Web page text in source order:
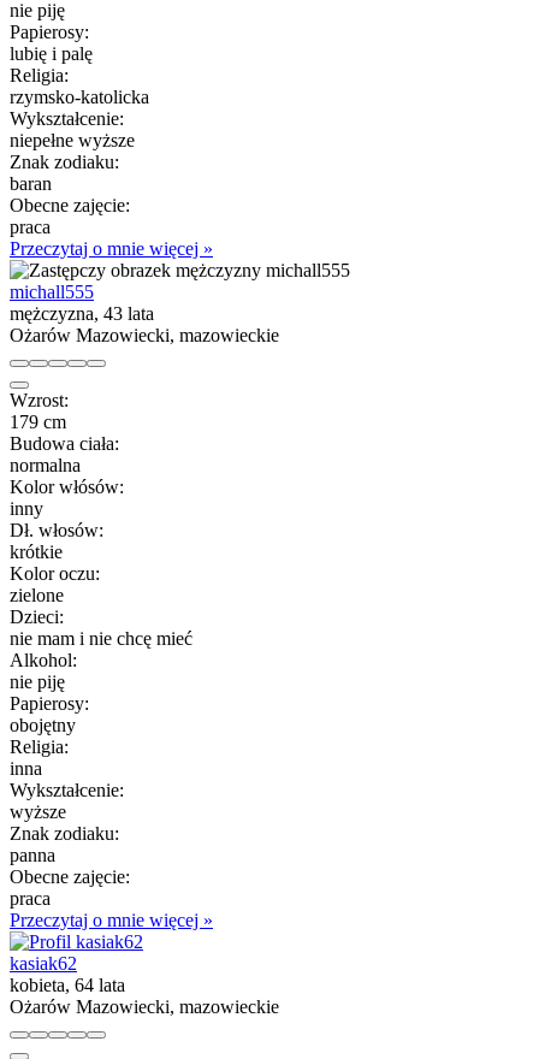
nie piję
Papierosy:
lubię i palę
Religia:
rzymsko-katolicka
Wykształcenie:
niepełne wyższe
Znak zodiaku:
baran
Obecne zajęcie:
praca
Przeczytaj o mnie więcej »
michall555
mężczyzna, 43 lata
Ożarów Mazowiecki, mazowieckie
Wzrost:
179 cm
Budowa ciała:
normalna
Kolor włósów:
inny
Dł. włosów:
krótkie
Kolor oczu:
zielone
Dzieci:
nie mam i nie chcę mieć
Alkohol:
nie piję
Papierosy:
obojętny
Religia:
inna
Wykształcenie:
wyższe
Znak zodiaku:
panna
Obecne zajęcie:
praca
Przeczytaj o mnie więcej »
kasiak62
kobieta, 64 lata
Ożarów Mazowiecki, mazowieckie